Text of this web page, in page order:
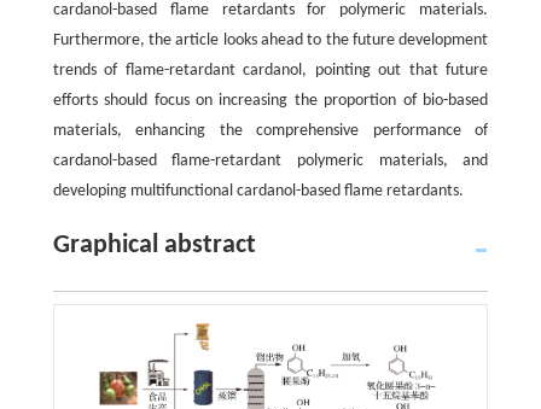
cardanol-based flame retardants for polymeric materials.
Furthermore, the article looks ahead to the future development
trends of flame-retardant cardanol, pointing out that future
efforts should focus on increasing the proportion of bio-based
materials, enhancing the comprehensive performance of
cardanol-based flame-retardant polymeric materials, and
developing multifunctional cardanol-based flame retardants.
Graphical abstract